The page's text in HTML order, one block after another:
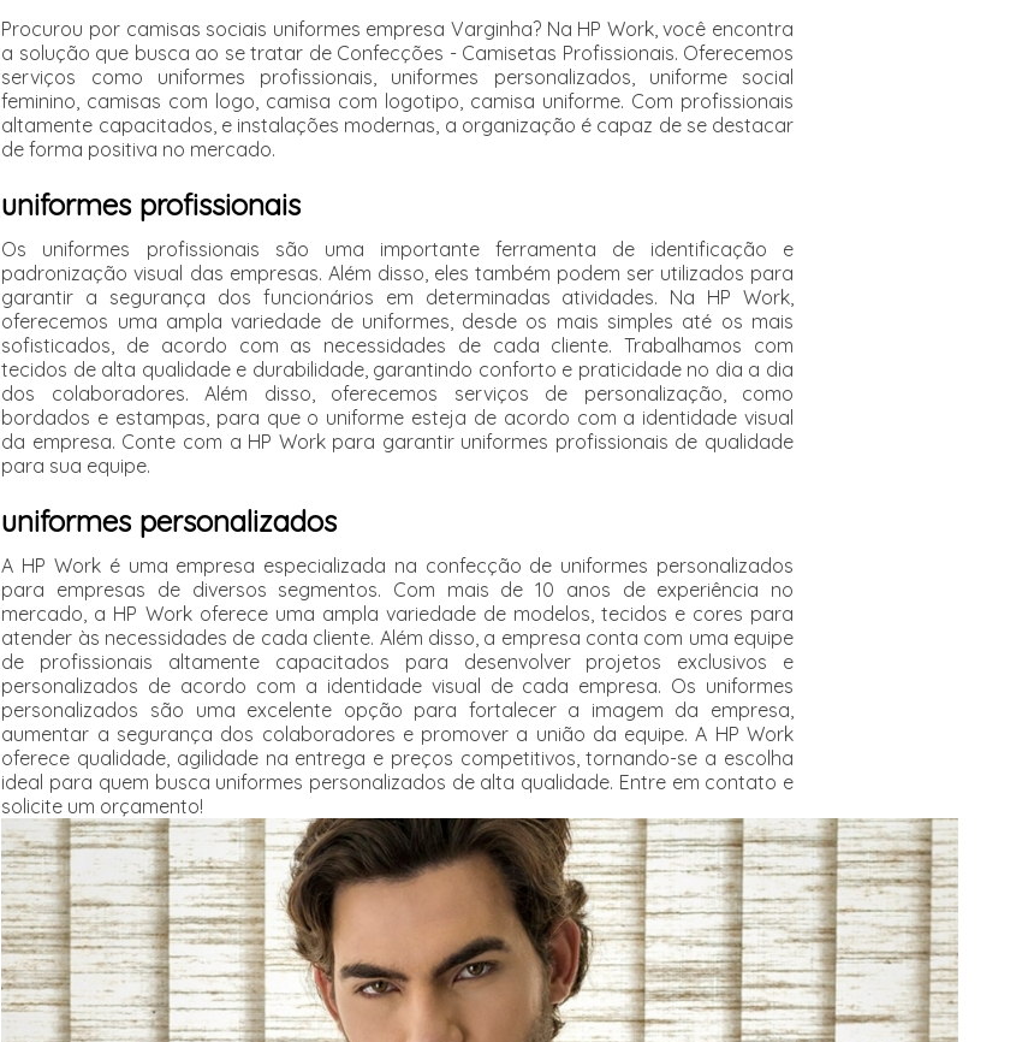
Procurou por camisas sociais uniformes empresa Varginha? Na HP Work, você encontra
a solução que busca ao se tratar de Confecções - Camisetas Profissionais. Oferecemos
serviços como uniformes profissionais, uniformes personalizados, uniforme social
feminino, camisas com logo, camisa com logotipo, camisa uniforme. Com profissionais
altamente capacitados, e instalações modernas, a organização é capaz de se destacar
de forma positiva no mercado.
uniformes profissionais
Os uniformes profissionais são uma importante ferramenta de identificação e
padronização visual das empresas. Além disso, eles também podem ser utilizados para
garantir a segurança dos funcionários em determinadas atividades. Na HP Work,
oferecemos uma ampla variedade de uniformes, desde os mais simples até os mais
sofisticados, de acordo com as necessidades de cada cliente. Trabalhamos com
tecidos de alta qualidade e durabilidade, garantindo conforto e praticidade no dia a dia
dos colaboradores. Além disso, oferecemos serviços de personalização, como
bordados e estampas, para que o uniforme esteja de acordo com a identidade visual
da empresa. Conte com a HP Work para garantir uniformes profissionais de qualidade
para sua equipe.
uniformes personalizados
A HP Work é uma empresa especializada na confecção de uniformes personalizados
para empresas de diversos segmentos. Com mais de 10 anos de experiência no
mercado, a HP Work oferece uma ampla variedade de modelos, tecidos e cores para
atender às necessidades de cada cliente. Além disso, a empresa conta com uma equipe
de profissionais altamente capacitados para desenvolver projetos exclusivos e
personalizados de acordo com a identidade visual de cada empresa. Os uniformes
personalizados são uma excelente opção para fortalecer a imagem da empresa,
aumentar a segurança dos colaboradores e promover a união da equipe. A HP Work
oferece qualidade, agilidade na entrega e preços competitivos, tornando-se a escolha
ideal para quem busca uniformes personalizados de alta qualidade. Entre em contato e
solicite um orçamento!